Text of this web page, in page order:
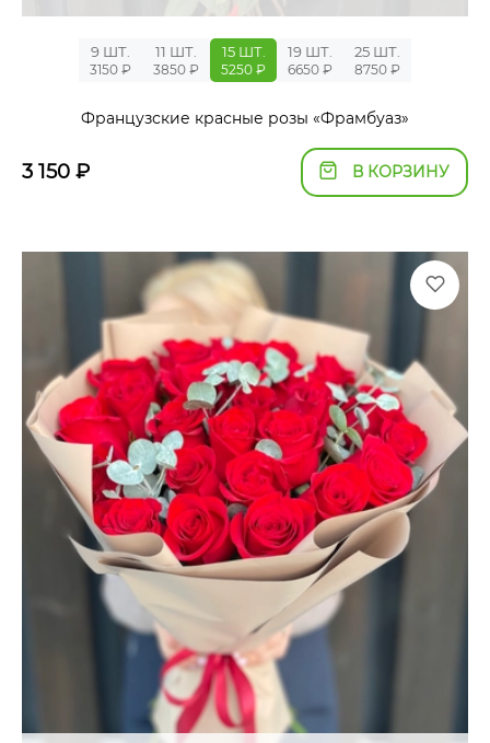
9 ШТ.
3150 ₽
11 ШТ.
3850 ₽
15 ШТ.
5250 ₽
19 ШТ.
6650 ₽
25 ШТ.
8750 ₽
Французские красные розы «Фрамбуаз»
3 150 ₽ В КОРЗИНУ